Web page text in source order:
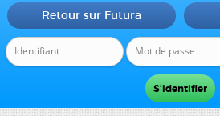
Retour sur Futura